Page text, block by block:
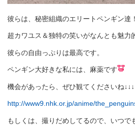
彼らは、秘密組織のエリートペンギン達！
超カワユス＆独特の笑いがなんとも魅力
彼らの自由っぷりは最高です。
ペンギン大好きな私には、麻薬です
機会があったら、ぜひ観てくださいね
http://www9.nhk.or.jp/anime/
もしくは、撮りだめしてるので、いつで